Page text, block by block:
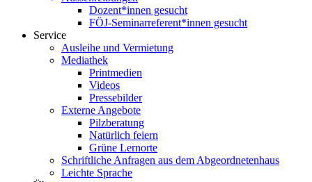
Dozent*innen gesucht
FÖJ-Seminarreferent*innen gesucht
Service
Ausleihe und Vermietung
Mediathek
Printmedien
Videos
Pressebilder
Externe Angebote
Pilzberatung
Natürlich feiern
Grüne Lernorte
Schriftliche Anfragen aus dem Abgeordnetenhaus
Leichte Sprache